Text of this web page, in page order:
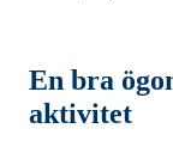
En bra
aktivitet